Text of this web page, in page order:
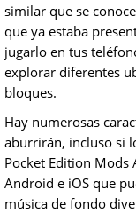
similar que se
que ya estaba
jugarlo en tus
explorar diferentes
bloques.
Hay numerosas
aburrirán, incluso si
Pocket Edition Mods
Android e iOS que
música de fondo